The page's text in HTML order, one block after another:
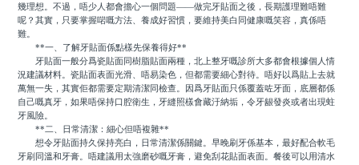
幾理想。不過，唔少人都會擔心一個問題——做完牙貼面之後，長期護理難唔難
呢？其實，只要掌握啱嘅方法、養成好習慣，要維持美白同健康嘅笑容，真係唔
難。
**一、了解牙貼面係點樣先保養得好**
牙貼面一般分爲瓷貼面同樹脂貼面兩種，北上整牙嘅診所大多都會根據個人情
況建議材料。瓷貼面表面光滑、唔易染色，但都需要細心對待。唔好以爲貼上去就
萬無一失，其實佢都需要定期清潔同檢查。因爲牙貼面只係覆蓋咗牙面，底層都係
自己嘅真牙，如果唔保持口腔衛生，牙縫照樣會藏汙納垢，令牙龈發炎或者出現蛀
牙風險。
**二、日常清潔：細心但唔複雜**
想令牙貼面持久保持亮白，日常清潔係關鍵。早晚刷牙係基本，最好配合軟毛
牙刷同溫和牙膏。唔建議用太強磨砂嘅牙膏，避免刮花貼面表面。餐後可以用清水